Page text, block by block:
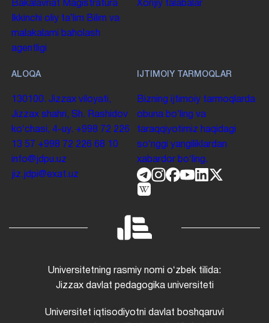
Bakalavriat Magistratura
Ikkinchi oliy taʼlim Bilim va
malakalarni baholash
agentligi
Xorijiy talabalar
ALOQA
130100. Jizzax viloyati,
Jizzax shahri, Sh. Rashidov
koʻchasi, 4-uy. +998 72 226
13 57 +998 72 226 68 10
info@jdpu.uz
jiz.jdpi@exat.uz
IJTIMOIY TARMOQLAR
Bizning ijtimoiy tarmoqlarda
obuna boʻling va
taraqqiyotimiz haqidagi
soʻnggi yangiliklardan
xabardor boʻling.
Universitetning rasmiy nomi oʻzbek tilida:
Jizzax davlat pedagogika universiteti
Universitet iqtisodiyotni davlat boshqaruvi